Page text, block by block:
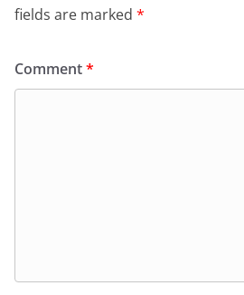
fields are marked *
Comment*